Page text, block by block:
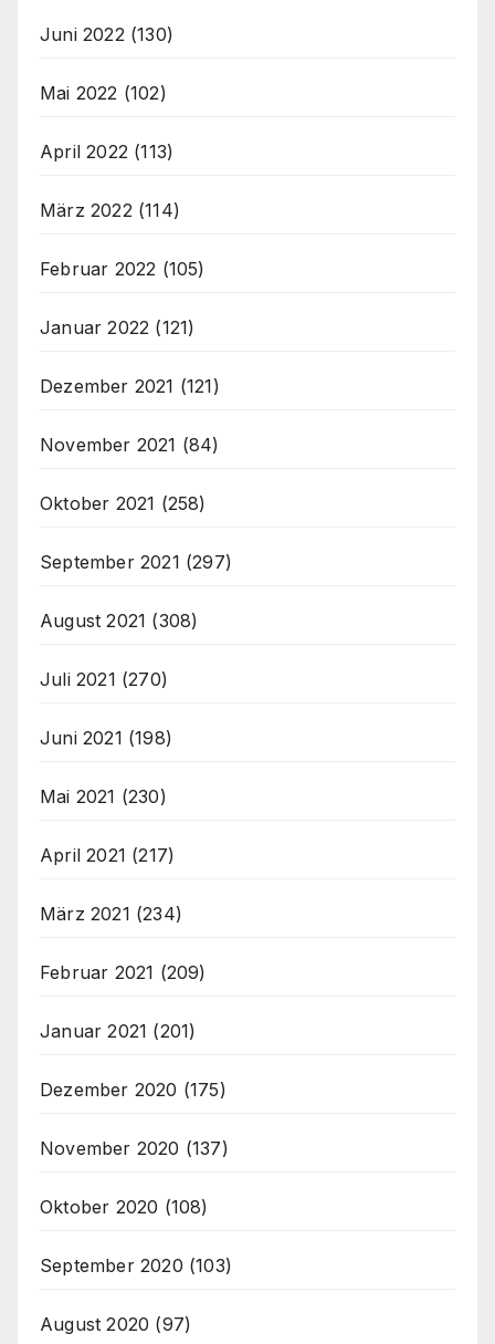
Juni 2022(130)
Mai 2022 (102)
April 2022 (113)
März 2022(114)
Februar 2022 (105)
Januar 2022 (121)
Dezember 2021 (121)
November 2021 (84)
Oktober 2021 (258)
September 2021 (297)
August 2021 (308)
Juli 2021 (270)
Juni 2021 (198)
Mai 2021 (230)
April 2021 (217)
März 2021 (234)
Februar 2021 (209)
Januar 2021 (201)
Dezember 2020 (175)
November 2020 (137)
Oktober 2020 (108)
September 2020 (103)
August 2020 (97)